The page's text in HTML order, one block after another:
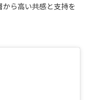
ら高い共感と支持を